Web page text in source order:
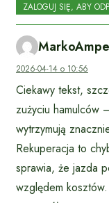
ZALOGUJ SIĘ, ABY
2026-04-14 o 10:56
Ciekawy tekst,
zużyciu hamulców
wytrzymują
Rekuperacja to
sprawia, że jazda
względem